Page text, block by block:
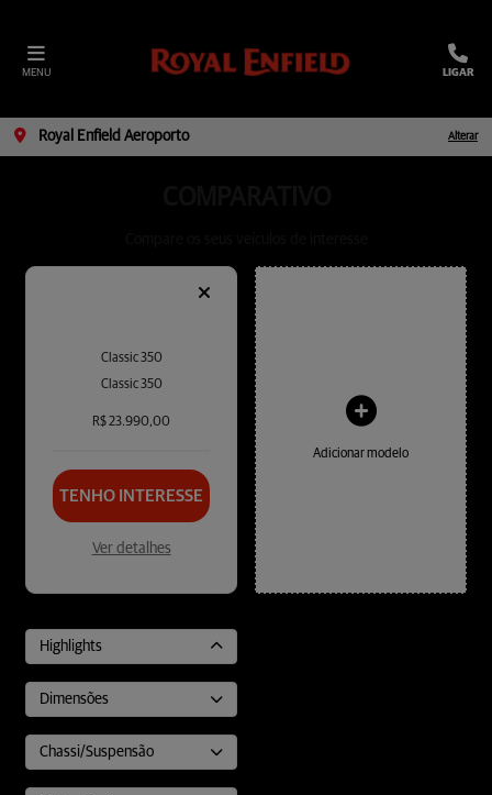
MENU LIGAR
Royal Enfield Aeroporto Alterar
Classic 350
Classic 350
R$ 23.990,00
TENHO INTERESSE
Ver detalhes
Adicionar modelo
Highlights
Dimensões
Chassi/Suspensão